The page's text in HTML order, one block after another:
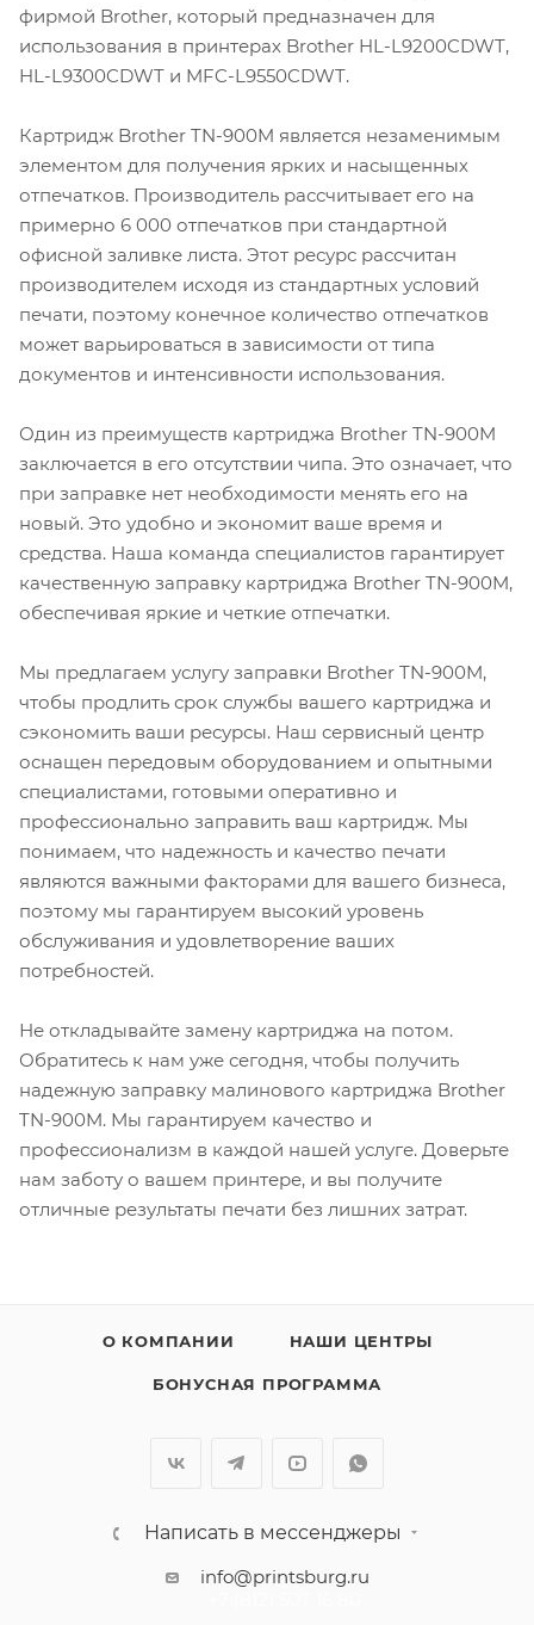
фирмой Brother, который предназначен для
использования в принтерах Brother HL-L9200CDWT,
HL-L9300CDWT и MFC-L9550CDWT.
Картридж Brother TN-900M является незаменимым
элементом для получения ярких и насыщенных
отпечатков. Производитель рассчитывает его на
примерно 6 000 отпечатков при стандартной
офисной заливке листа. Этот ресурс рассчитан
производителем исходя из стандартных условий
печати, поэтому конечное количество отпечатков
может варьироваться в зависимости от типа
документов и интенсивности использования.
Один из преимуществ картриджа Brother TN-900M
заключается в его отсутствии чипа. Это означает, что
при заправке нет необходимости менять его на
новый. Это удобно и экономит ваше время и
средства. Наша команда специалистов гарантирует
качественную заправку картриджа Brother TN-900M,
обеспечивая яркие и четкие отпечатки.
Мы предлагаем услугу заправки Brother TN-900M,
чтобы продлить срок службы вашего картриджа и
сэкономить ваши ресурсы. Наш сервисный центр
оснащен передовым оборудованием и опытными
специалистами, готовыми оперативно и
профессионально заправить ваш картридж. Мы
понимаем, что надежность и качество печати
являются важными факторами для вашего бизнеса,
поэтому мы гарантируем высокий уровень
обслуживания и удовлетворение ваших
потребностей.
Не откладывайте замену картриджа на потом.
Обратитесь к нам уже сегодня, чтобы получить
надежную заправку малинового картриджа Brother
TN-900M. Мы гарантируем качество и
профессионализм в каждой нашей услуге. Доверьте
нам заботу о вашем принтере, и вы получите
отличные результаты печати без лишних затрат.
О КОМПАНИИ НАШИ ЦЕНТРЫ
БОНУСНАЯ ПРОГРАММА
Написать в мессенджеры
info@printsburg.ru